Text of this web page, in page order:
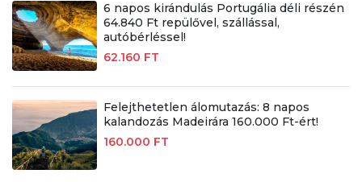
6 napos kirándulás Portugália déli részén
64.840 Ft repülővel, szállással,
autóbérléssel!
62.160 FT
Felejthetetlen álomutazás: 8 napos
kalandozás Madeirára 160.000 Ft-ért!
160.000 FT